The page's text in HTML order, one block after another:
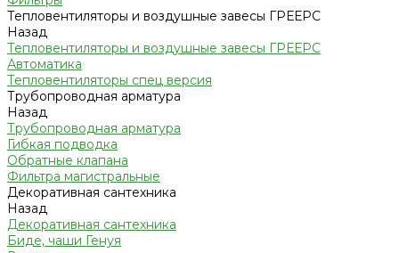
Тепловентиляторы и воздушные завесы ГРЕЕРС
Назад
Тепловентиляторы и воздушные завесы ГРЕЕРС
Автоматика
Тепловентиляторы спец версия
Трубопроводная арматура
Назад
Трубопроводная арматура
Гибкая подводка
Обратные клапана
Фильтра магистральные
Декоративная сантехника
Назад
Декоративная сантехника
Биде, чаши Генуя